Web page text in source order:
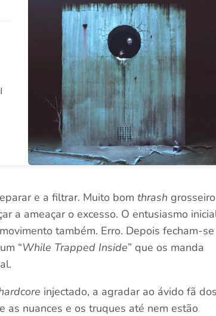
e a filtrar. Muito bomthrash grosseiro
a ameaçar o excesso. O entusiasmo
também. Erro. Depois fecham-se
“While Trapped Inside” que os manda
injectado, a agradar ao ávido fã dos
as nuances e os truques até nem estão